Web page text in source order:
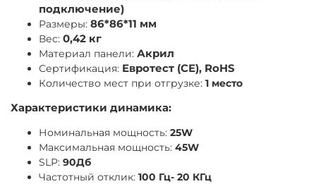
подключение)
Размеры: 86*86*11 мм
Вес: 0,42 кг
Материал панели: Акрил
Сертификация: Евротест (СЕ), RoHS
Количество мест при отгрузке: 1 место
Характеристики динамика:
Номинальная мощность: 25W
Максимальная мощность: 45W
SLP: 90Дб
Частотный отклик: 100 Гц- 20 КГц